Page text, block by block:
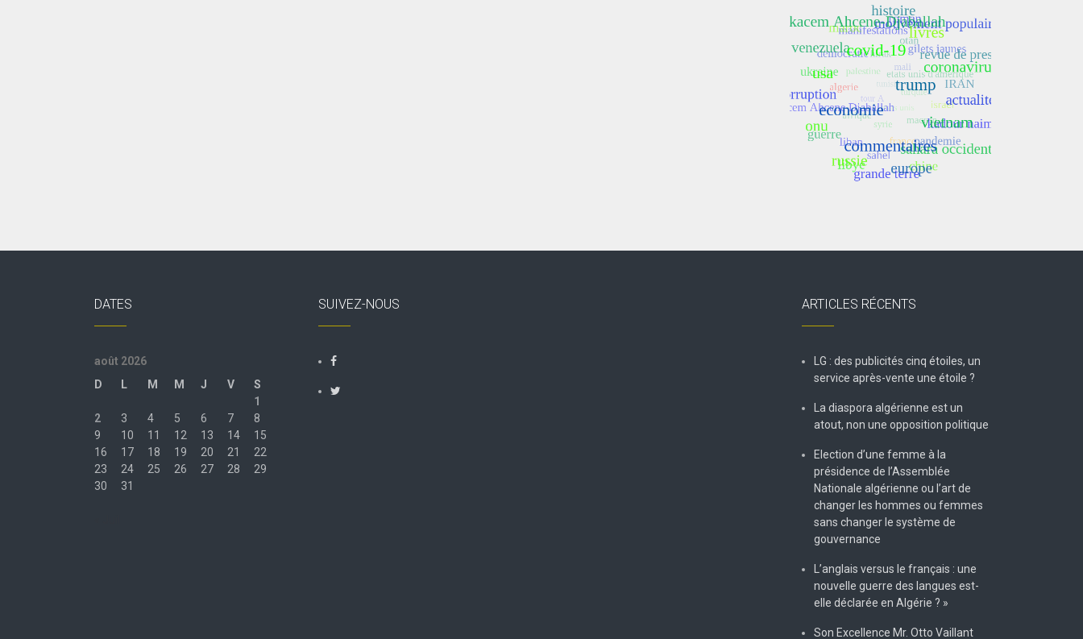
DATES
août 2026
D
L M M J V
S
1
2
3 4 5 6 7
8
9
10 11 12 13 14
15
16
17 18 19 20 21
22
23
24 25 26 27 28
29
30
31
SUIVEZ-NOUS ARTICLES RÉCENTS
LG : des publicités cinq étoiles, un
service après-vente une étoile ?
La diaspora algérienne est un
atout, non une opposition politique
Election d’une femme à la
présidence de l’Assemblée
Nationale algérienne ou l’art de
changer les hommes ou femmes
sans changer le système de
gouvernance
L’anglais versus le français : une
nouvelle guerre des langues est-
elle déclarée en Algérie ? »
Son Excellence Mr. Otto Vaillant